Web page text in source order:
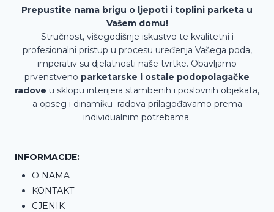
Prepustite nama brigu o ljepoti i toplini parketa u
Vašem domu!
Stručnost, višegodišnje iskustvo te kvalitetni i
profesionalni pristup u procesu uređenja Vašega poda,
imperativ su djelatnosti naše tvrtke. Obavljamo
prvenstveno parketarske i ostale podopolagačke
radove u sklopu interijera stambenih i poslovnih objekata,
a opseg i dinamiku radova prilagođavamo prema
individualnim potrebama.
INFORMACIJE:
O NAMA
KONTAKT
CJENIK